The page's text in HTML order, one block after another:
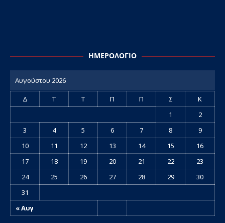
ΗΜΕΡΟΛΌΓΙΟ
Αυγούστου 2026
Δ Τ Τ Π Π Σ Κ
« Αυγ
1
2
3
4 5 6 7 8
9
10
11 12 13 14 15
16
17
18 19 20 21 22
23
24
25 26 27 28 29
30
31